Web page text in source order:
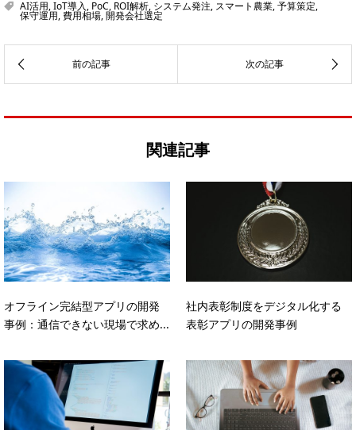
AI活用,IoT導入, PoC, ROI解析, システム発注, スマート農業,予算策定,
保守運用,費用相場,開発会社選定
関連記事
オフライン完結型アプリの開発
事例：通信できない現場で求め...
社内表彰制度をデジタル化する
表彰アプリの開発事例